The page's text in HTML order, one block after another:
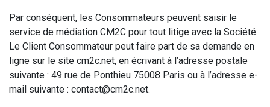
Par conséquent, les Consommateurs peuvent saisir le
service de médiation CM2C pour tout litige avec la Société.
Le Client Consommateur peut faire part de sa demande en
ligne sur le site cm2c.net, en écrivant à l’adresse postale
suivante : 49 rue de Ponthieu 75008 Paris ou à l’adresse e-
mail suivante : contact@cm2c.net.